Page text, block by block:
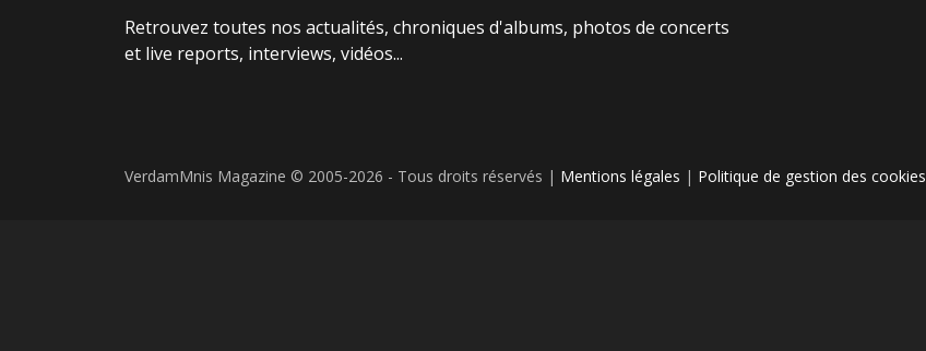
Retrouvez toutes nos actualités, chroniques d'albums, photos de concerts
et live reports, interviews, vidéos...
VerdamMnis Magazine © 2005-2026 - Tous droits réservés | Mentions légales | Politique de gestion des cookies